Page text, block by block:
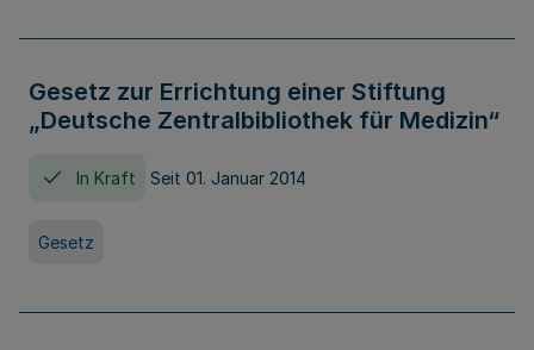
Gesetz zur Errichtung einer Stiftung
„Deutsche Zentralbibliothek für Medizin“
In Kraft Seit 01. Januar 2014
Gesetz